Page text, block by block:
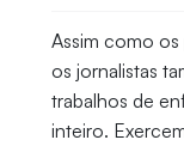
Assim como
os jornalistas
trabalhos de
inteiro.